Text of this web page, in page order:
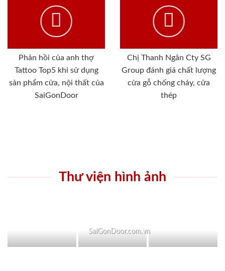
Phản hồi của anh thợ
Tattoo Top5 khi sử dụng
sản phẩm cửa, nội thất của
SaiGonDoor
Chị Thanh Ngân Cty SG
Group đánh giá chất lượng
cửa gỗ chống cháy, cửa
thép
Thư viện hình ảnh
SaiGonDoor.com.vn